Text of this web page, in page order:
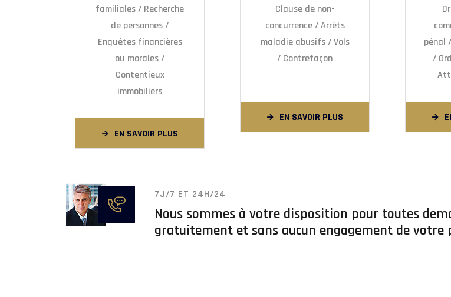
familiales / Recherche
de personnes /
Enquêtes financières
ou morales /
Contentieux
immobiliers
EN SAVOIR PLUS
Clause de non-
concurrence / Arrêts
maladie abusifs / Vols
/ Contrefaçon
EN SAVOIR PLUS
pénal
/
7J/7 ET 24H/24
Nous sommes à votre disposition pour toutes
gratuitement et sans aucun engagement de votre